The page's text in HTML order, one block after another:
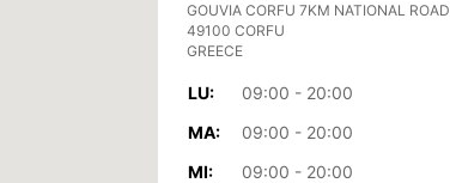
GOUVIA CORFU 7KM NATIONAL ROAD
49100 CORFU
GREECE
LU:
09:00 - 20:00
MA:
09:00 - 20:00
MI:
09:00 - 20:00